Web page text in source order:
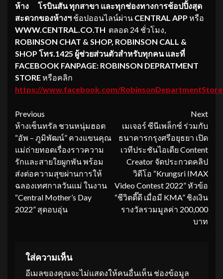
ห้าง โรบินสัน ทุกสาขา และทุกช่องทางการช้อปปิ้งสุด
สะดวกของห้างฯ ช้อปออนไลน์ผ่าน CENTRAL APP หรือ
WWW.CENTRAL.CO.TH ตลอด 24 ชั่วโมง,
ROBINSON CHAT & SHOP, ROBINSON CALL &
SHOP โทร.1425 ผู้ช่วยส่วนตัวสำหรับทุกคน และที่
FACEBOOK FANPAGE: ROBINSON DEPRATMENT
STOREหรือคลิก
https://www.facebook.com/RobinsonDepartmentStore
Continue
Reading
Previous
ห้างเซ็นทรัล ชวนหนุ่มฮอต
“อัพ – ภูมิพัฒน์” ควงแขนคุณ
แม่ถ่ายทอดเรื่องราวความ
รักและสายใยผูกพัน พร้อม
ส่งต่อความสุขผ่านการให้
ฉลองเทศกาลวันแม่ ในงาน
“Central Mother’s Day
2022” สุดอบอุ่น
Next
เมเจอร์ ซีนีเพล็กซ์ ร่วมกับ
ธนาคารกรุงศรีอยุธยา เปิด
เวทีประชันไอเดีย Content
Creator จัดประกวดคลิป
วิดีโอ “Krungsri IMAX
Video Contest 2022” หัวข้อ
“ชีวิตดี๊ดี เมื่อมี KMA” ชิงเงิน
รางวัลรวมมูลค่า 200,000
บาท
ใส่ความเห็น
อีเมลของคุณจะไม่แสดงให้คนอื่นเห็น ช่องข้อมูล